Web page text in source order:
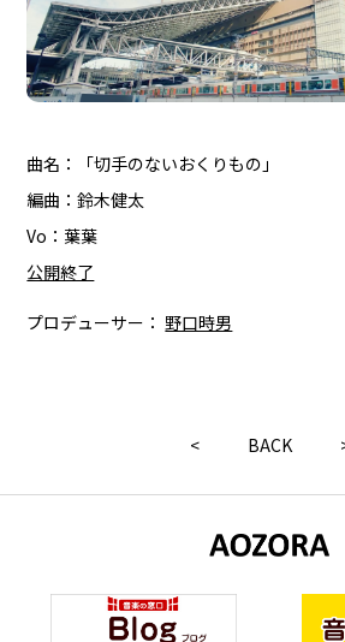
曲名：「切手のないおくりもの」
編曲：鈴木健太
Vo：葉葉
公開終了
プロデューサー： 野口時男
< BACK